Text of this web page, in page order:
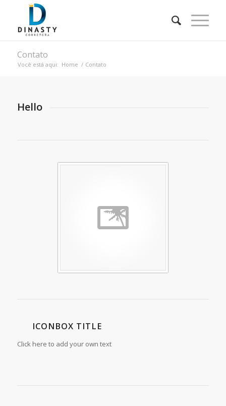
Contato
Você está aqui: Home / Contato
Hello
ICONBOX TITLE
Click here to add your own text